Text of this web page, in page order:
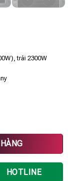
trái 2300W
HOTLINE